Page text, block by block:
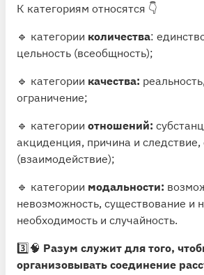
К категориям относятся 👇
🔹 категории количества:
цельность (всеобщность);
🔹 категории качества:
ограничение;
🔹 категории отношений:
акциденция, причина и
(взаимодействие);
🔹 категории модальности:
невозможность, существование и
необходимость и случайность.
3️⃣🧠 Разум служит для того,
организовывать соединение